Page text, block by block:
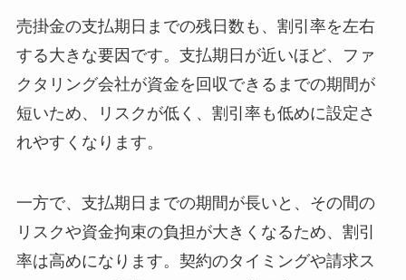
売掛金の支払期日までの残日数も、割引率を左右
する大きな要因です。支払期日が近いほど、ファ
クタリング会社が資金を回収できるまでの期間が
短いため、リスクが低く、割引率も低めに設定さ
れやすくなります。
一方で、支払期日までの期間が長いと、その間の
リスクや資金拘束の負担が大きくなるため、割引
率は高めになります。契約のタイミングや請求ス